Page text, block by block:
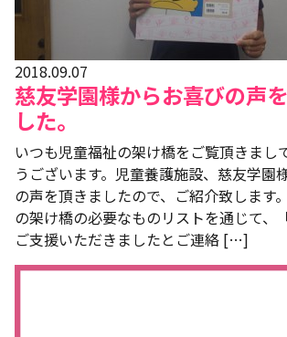
2018.09.07
慈友学園様からお喜びの声
した。
いつも児童福祉の架け橋をご覧頂きまし
うございます。児童養護施設、慈友学園
の声を頂きましたので、ご紹介致します
の架け橋の必要なものリストを通じて、
ご支援いただきましたとご連絡 […]